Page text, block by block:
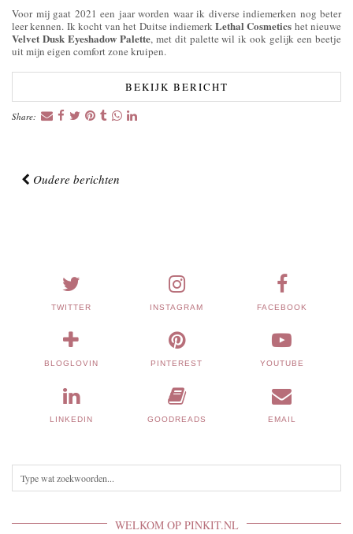
Voor mij gaat 2021 een jaar worden waar ik diverse indiemerken nog beter
leer kennen. Ik kocht van het Duitse indiemerkLethal Cosmetics het nieuwe
Velvet Dusk Eyeshadow Palette, met dit palette wil ik ook gelijk een beetje
uit mijn eigen comfort zone kruipen.
BEKIJK BERICHT
Share:
Oudere berichten
TWITTER INSTAGRAM FACEBOOK
BLOGLOVIN PINTEREST YOUTUBE
LINKEDIN GOODREADS EMAIL
WELKOM OP PINKIT.NL